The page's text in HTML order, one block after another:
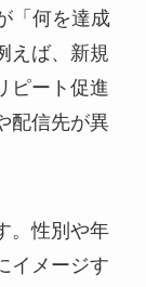
「何を達成
えば、新規
ピート促進
配信先が異
。性別や年
イメージす